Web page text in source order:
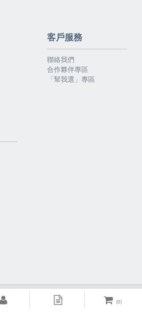
客戶服務
聯絡我們
合作夥伴專區
「幫我選」專區
(0)